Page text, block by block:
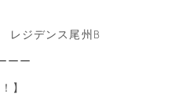
レジデンス尾州B
ーー
】